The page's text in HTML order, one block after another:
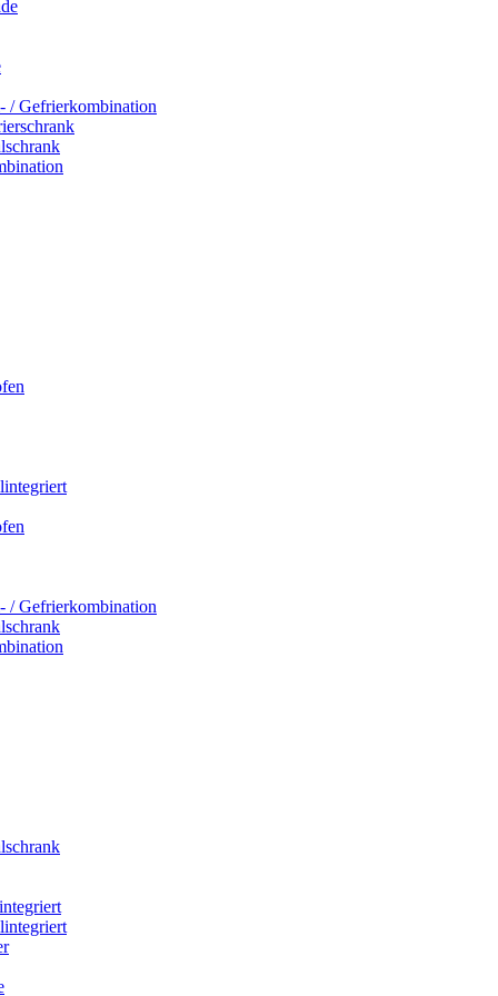
/ Gefrierkombination
/ Gefrierkombination